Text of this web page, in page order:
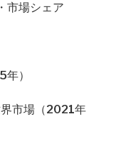
市場シェア
）
市場（2021年